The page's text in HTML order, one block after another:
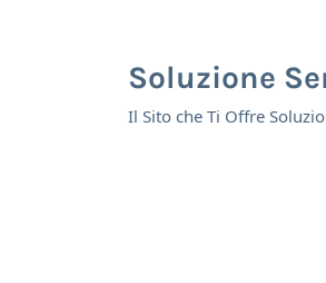
Soluzione
Il Sito che Ti Offre